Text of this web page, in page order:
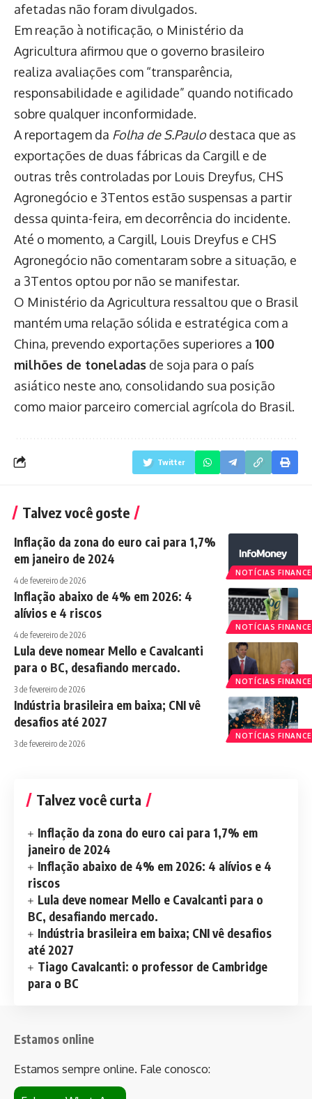
afetadas não foram divulgados.
Em reação à notificação, o Ministério da
Agricultura afirmou que o governo brasileiro
realiza avaliações com “transparência,
responsabilidade e agilidade” quando notificado
sobre qualquer inconformidade.
A reportagem da Folha de S.Paulodestaca que as
exportações de duas fábricas da Cargill e de
outras três controladas por Louis Dreyfus, CHS
Agronegócio e 3Tentos estão suspensas a partir
dessa quinta-feira, em decorrência do incidente.
Até o momento, a Cargill, Louis Dreyfus e CHS
Agronegócio não comentaram sobre a situação, e
a 3Tentos optou por não se manifestar.
O Ministério da Agricultura ressaltou que o Brasil
mantém uma relação sólida e estratégica com a
China, prevendo exportações superiores a 100
milhões de toneladas de soja para o país
asiático neste ano, consolidando sua posição
como maior parceiro comercial agrícola do Brasil.
Twitter
Talvez você goste
NOTÍCIAS
Inflação da zona do euro cai para 1,7%
em janeiro de 2024
4 de fevereiro de 2026
NOTÍCIAS
Inflação abaixo de 4% em 2026: 4
alívios e 4 riscos
4 de fevereiro de 2026
NOTÍCIAS
Lula deve nomear Mello e Cavalcanti
para o BC, desafiando mercado.
3 de fevereiro de 2026
NOTÍCIAS
Indústria brasileira em baixa; CNI vê
desafios até 2027
3 de fevereiro de 2026
Talvez você curta
Inflação da zona do euro cai para 1,7% em
janeiro de 2024
Inflação abaixo de 4% em 2026: 4 alívios e 4
riscos
Lula deve nomear Mello e Cavalcanti para o
BC, desafiando mercado.
Indústria brasileira em baixa; CNI vê desafios
até 2027
Tiago Cavalcanti: o professor de Cambridge
para o BC
Estamos online
Estamos sempre online. Fale conosco: